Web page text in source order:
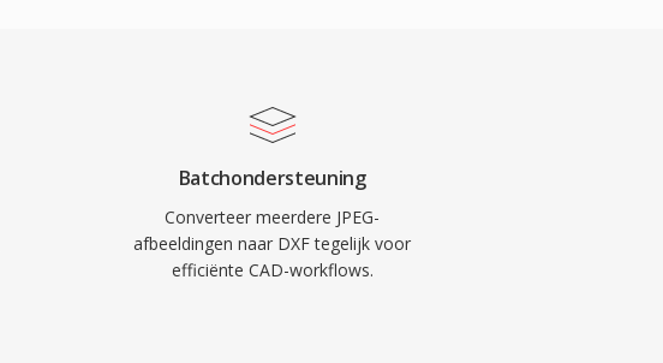
Batchondersteuning
Converteer meerdere JPEG-
afbeeldingen naar DXF tegelijk voor
efficiënte CAD-workflows.